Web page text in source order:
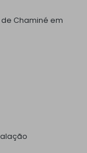
Chaminé em